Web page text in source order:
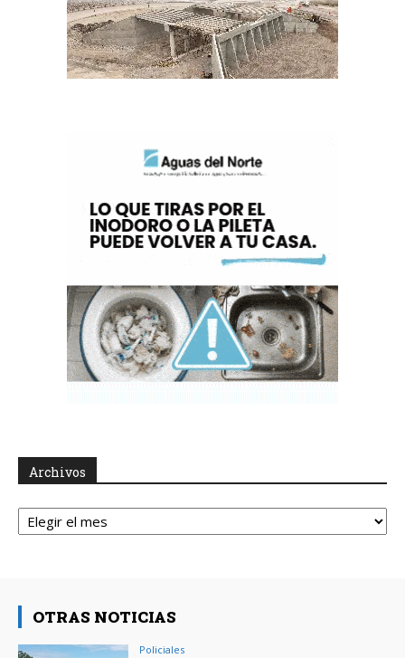
Archivos
Archivos
OTRAS NOTICIAS
Policiales